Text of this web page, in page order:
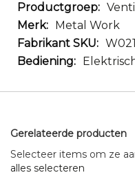
Metal Work
Gerelateerde producten
Selecteer items om ze
alles selecteren